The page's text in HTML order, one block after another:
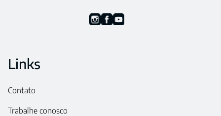
Links
Contato
Trabalhe conosco